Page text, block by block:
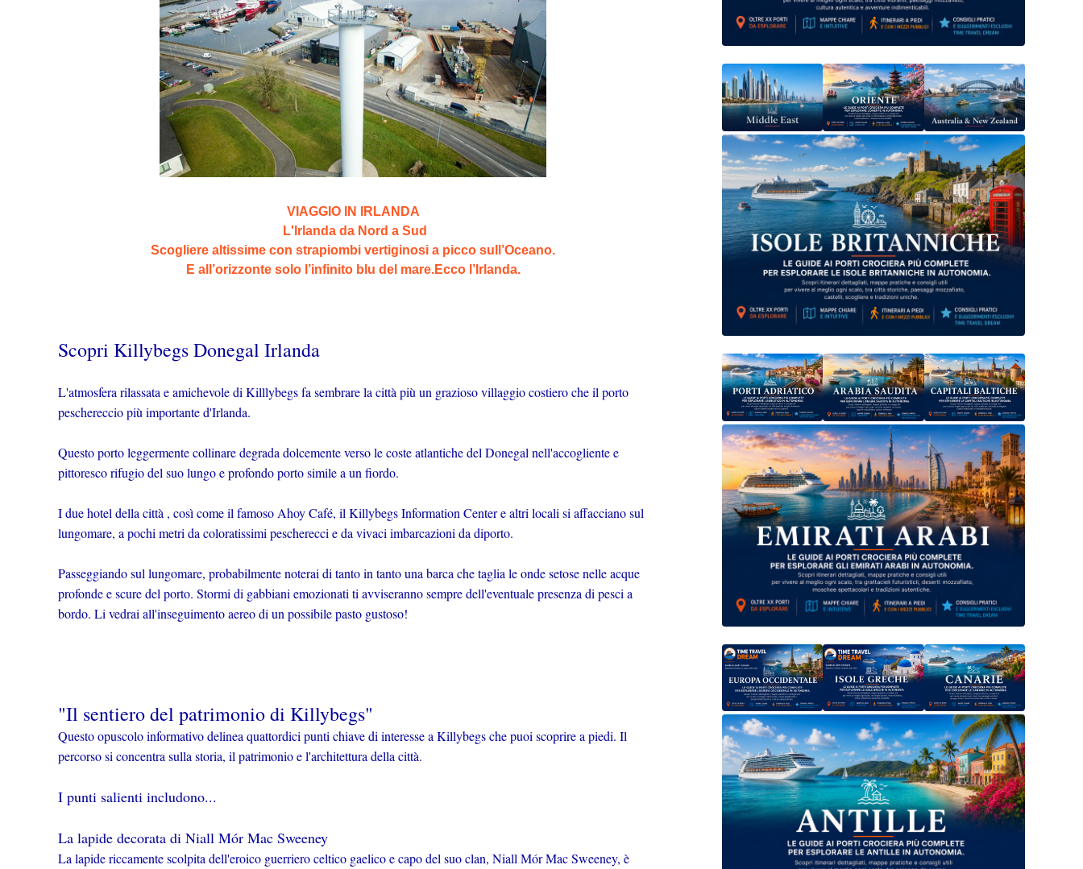
VIAGGIO IN IRLANDA
L'Irlanda da Nord a Sud
Scogliere altissime con strapiombi vertiginosi a picco sull’Oceano.
E all’orizzonte solo l’infinito blu del mare.Ecco l’Irlanda.
Scopri Killybegs Donegal Irlanda
L'atmosfera rilassata e amichevole di Killlybegs fa sembrare la città più un grazioso villaggio costiero che il porto
peschereccio più importante d'Irlanda.
Questo porto leggermente collinare degrada dolcemente verso le coste atlantiche del Donegal nell'accogliente e
pittoresco rifugio del suo lungo e profondo porto simile a un fiordo.
I due hotel della città , così come il famoso Ahoy Café, il Killybegs Information Center e altri locali si affacciano sul
lungomare, a pochi metri da coloratissimi pescherecci e da vivaci imbarcazioni da diporto.
Passeggiando sul lungomare, probabilmente noterai di tanto in tanto una barca che taglia le onde setose nelle acque
profonde e scure del porto. Stormi di gabbiani emozionati ti avviseranno sempre dell'eventuale presenza di pesci a
bordo. Li vedrai all'inseguimento aereo di un possibile pasto gustoso!
"Il sentiero del patrimonio di Killybegs"
Questo opuscolo informativo delinea quattordici punti chiave di interesse a Killybegs che puoi scoprire a piedi. Il
percorso si concentra sulla storia, il patrimonio e l'architettura della città.
I punti salienti includono...
La lapide decorata di Niall Mór Mac Sweeney
La lapide riccamente scolpita dell'eroico guerriero celtico gaelico e capo del suo clan, Niall Mór Mac Sweeney, è